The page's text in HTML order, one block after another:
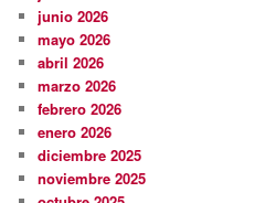
junio 2026
mayo 2026
abril 2026
marzo 2026
febrero 2026
enero 2026
diciembre 2025
noviembre 2025